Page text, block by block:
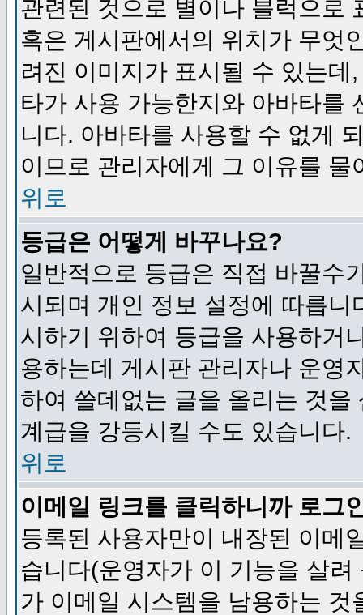
관련된 것으로 별이나 블럭으로
혹은 게시판에서의 위치가 무엇
려진 이미지가 표시될 수 있는
타가 사용 가능한지와 아바타를
니다. 아바타를 사용할 수 없게
이므로 관리자에게 그 이유를 물
위로
등급은 어떻게 바꾸나요?
일반적으로 등급은 직접 바꿀수
시되며 개인 정보 설정에 따릅
시하기 위하여 등급을 사용하거
용하는데 게시판 관리자나 운영
하여 쓸데없는 글을 올리는 것
계급을 강등시킬 수도 있습니다.
위로
이메일 링크를 클릭하니까 로그
등록된 사용자만이 내장된 이메
습니다(운영자가 이 기능을 살
가 이메일 시스템을 남용하는 것